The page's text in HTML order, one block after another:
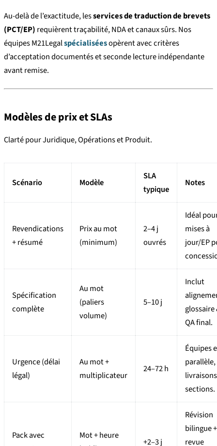
Au-delà de l’exactitude, lesservices de traduction de brevets
(PCT/EP) requièrent traçabilité, NDA et canaux sûrs. Nos
équipes M21Legalspécialiséesopèrent avec critères
d’acceptation documentés et seconde lecture indépendante
avant remise.
Modèles de prix et SLAs
Clarté pour Juridique, Opérations et Produit.
Scénario Modèle
SLA
typique
Notes
Revendications
+ résumé
Prix au mot
(minimum)
2–4 j
ouvrés
Idéal
mises à
jour/EP
Spécification
complète
Au mot
(paliers
volume)
5–10 j
Inclut
glossaire
QA final.
Urgence (délai
légal)
Au mot +
multiplicateur
24–72 h
Équipes
parallèle,
sections.
Pack avec
Mot + heure
+2–3 j
Révision
bilingue +
revue